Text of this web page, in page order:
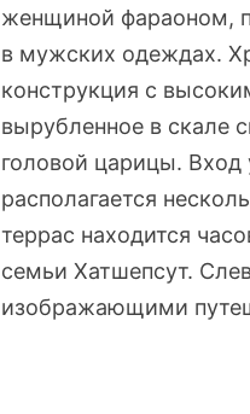
женщиной фараоном,
в мужских одеждах.
конструкция с
вырубленное в скале
головой царицы.
располагается
террас находится
семьи Хатшепсут.
изображающими